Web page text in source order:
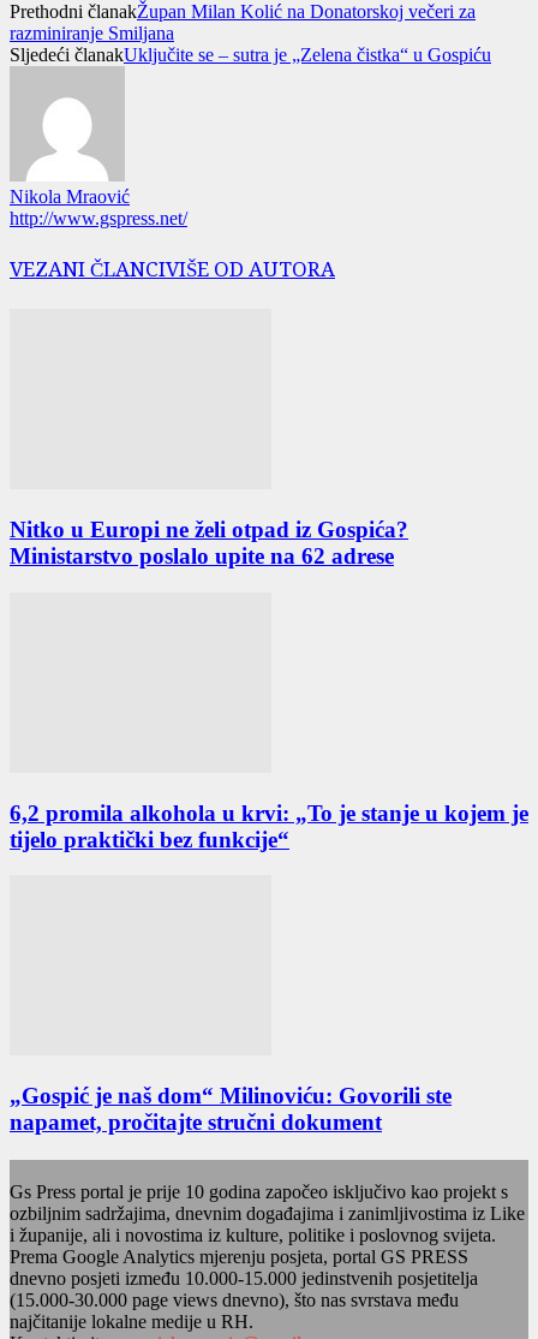
Prethodni članakŽupan Milan Kolić na Donatorskoj večeri za
razminiranje Smiljana
Sljedeći članakUključite se – sutra je „Zelena čistka“ u Gospiću
Nikola Mraović
http://www.gspress.net/
VEZANI ČLANCIVIŠE OD AUTORA
Nitko u Europi ne želi otpad iz Gospića?
Ministarstvo poslalo upite na 62 adrese
6,2 promila alkohola u krvi: „To je stanje u kojem je
tijelo praktički bez funkcije“
„Gospić je naš dom“ Milinoviću: Govorili ste
napamet, pročitajte stručni dokument
Gs Press portal je prije 10 godina započeo isključivo kao projekt s
ozbiljnim sadržajima, dnevnim događajima i zanimljivostima iz Like
i županije, ali i novostima iz kulture, politike i poslovnog svijeta.
Prema Google Analytics mjerenju posjeta, portal GS PRESS
dnevno posjeti između 10.000-15.000 jedinstvenih posjetitelja
(15.000-30.000 page views dnevno), što nas svrstava među
najčitanije lokalne medije u RH.